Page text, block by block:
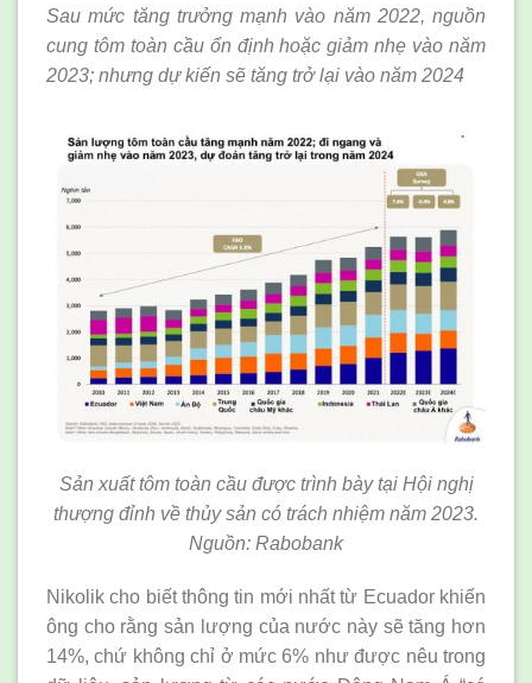
Sau mức tăng trưởng mạnh vào năm 2022, nguồn
cung tôm toàn cầu ổn định hoặc giảm nhẹ vào năm
2023; nhưng dự kiến sẽ tăng trở lại vào năm 2024
Sản xuất tôm toàn cầu được trình bày tại Hội nghị
thượng đỉnh về thủy sản có trách nhiệm năm 2023.
Nguồn: Rabobank
Nikolik cho biết thông tin mới nhất từ Ecuador khiến
ông cho rằng sản lượng của nước này sẽ tăng hơn
14%, chứ không chỉ ở mức 6% như được nêu trong